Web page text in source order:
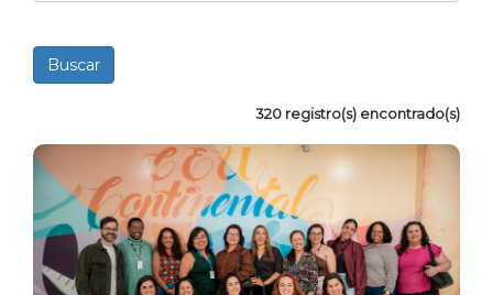
320 registro(s) encontrado(s)